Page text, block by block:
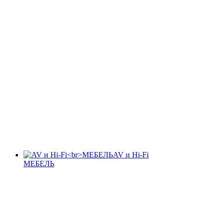
AV и Hi-Fi
МЕБЕЛЬ